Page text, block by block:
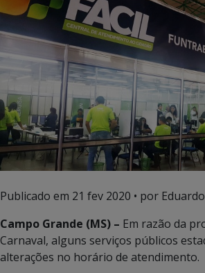
Publicado em 21 fev 2020 • por
Campo Grande (MS) – Em razão da
Carnaval, alguns serviços públicos
alterações no horário de atendimento.